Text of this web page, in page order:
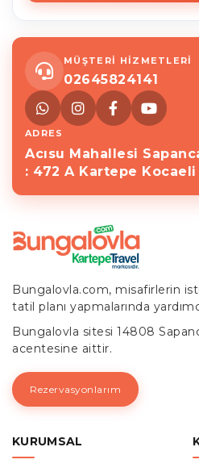
MÜŞTERİ HİZMETLERİ
02645824141
ADRES
Acısu Mahallesi
: 472 A Kartepe Kocaeli
Bungalovla.com, misafirlerin
tatil planı yapmalarında
Bungalovla sitesi 14808
acentesine aittir.
Rezervasyonlarım
KURUMSAL